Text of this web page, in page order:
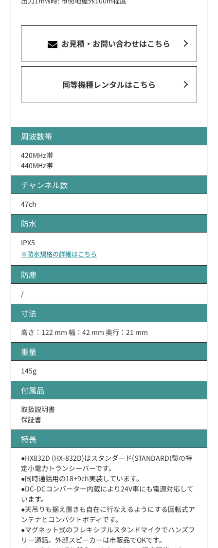
お見積・お問い合わせはこちら
同等機種レンタルはこちら
周波数帯
420MHz帯
440MHz帯
チャンネル数
47ch
防水
IPX5
※防水規格の詳細はこちら
防塵
/
寸法
高さ：122 mm 幅：42 mm 奥行：21 mm
重量
145g
付属品
取扱説明書
保証書
特長
●HX832D (HX-832D)はスタンダード(STANDARD)製の特
定小電力トランシーバーです。
●同時通話用の18+9ch実装しています。
●DC-DCコンバーター内蔵により24V車にも電源対応して
います。
●天吊りも据え置きも自在に行なえるようにする回転式ア
ンテナとコンパクトボディです。
●マグネット式のフレキシブルスタンドマイクでハンズフ
リー通話。外部スピーカーは市販品でOKです。